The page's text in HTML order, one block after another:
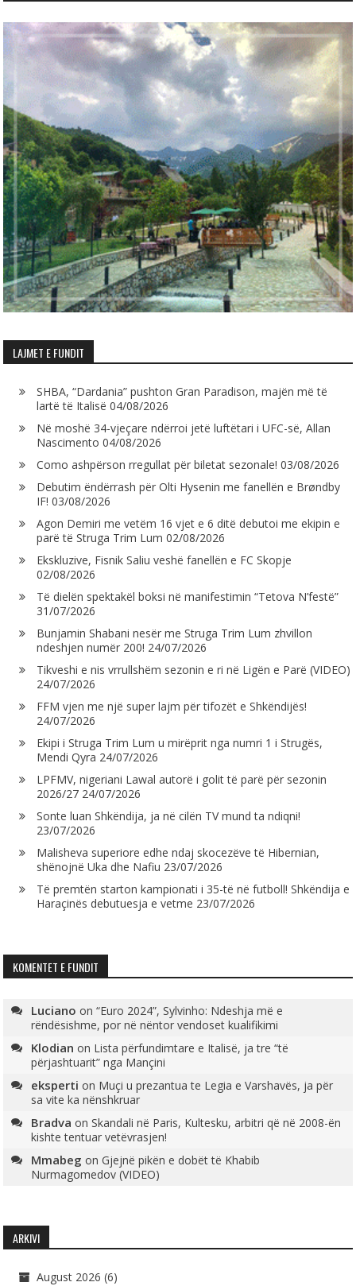
LAJMET E FUNDIT
SHBA, “Dardania” pushton Gran Paradison, majën më të
lartë të Italisë 04/08/2026
Në moshë 34-vjeçare ndërroi jetë luftëtari i UFC-së, Allan
Nascimento 04/08/2026
Como ashpërson rregullat për biletat sezonale! 03/08/2026
Debutim ëndërrash për Olti Hysenin me fanellën e Brøndby
IF! 03/08/2026
Agon Demiri me vetëm 16 vjet e 6 ditë debutoi me ekipin e
parë të Struga Trim Lum 02/08/2026
Ekskluzive, Fisnik Saliu veshë fanellën e FC Skopje
02/08/2026
Të dielën spektakël boksi në manifestimin “Tetova N’festë”
31/07/2026
Bunjamin Shabani nesër me Struga Trim Lum zhvillon
ndeshjen numër 200! 24/07/2026
Tikveshi e nis vrrullshëm sezonin e ri në Ligën e Parë (VIDEO)
24/07/2026
FFM vjen me një super lajm për tifozët e Shkëndijës!
24/07/2026
Ekipi i Struga Trim Lum u mirëprit nga numri 1 i Strugës,
Mendi Qyra 24/07/2026
LPFMV, nigeriani Lawal autorë i golit të parë për sezonin
2026/27 24/07/2026
Sonte luan Shkëndija, ja në cilën TV mund ta ndiqni!
23/07/2026
Malisheva superiore edhe ndaj skocezëve të Hibernian,
shënojnë Uka dhe Nafiu 23/07/2026
Të premtën starton kampionati i 35-të në futboll! Shkëndija e
Haraçinës debutuesja e vetme 23/07/2026
KOMENTET E FUNDIT
Luciano on“Euro 2024”, Sylvinho: Ndeshja më e
rëndësishme, por në nëntor vendoset kualifikimi
Klodian on Lista përfundimtare e Italisë, ja tre “të
përjashtuarit” nga Mançini
eksperti on Muçi u prezantua te Legia e Varshavës, ja për
sa vite ka nënshkruar
Bradva onSkandali në Paris, Kultesku, arbitri që në 2008-ën
kishte tentuar vetëvrasjen!
Mmabeg onGjejnë pikën e dobët të Khabib
Nurmagomedov (VIDEO)
ARKIVI
August 2026 (6)